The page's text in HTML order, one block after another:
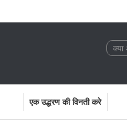
एक उद्धरण की विनती करे